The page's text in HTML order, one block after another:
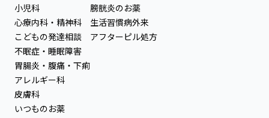
小児科
心療内科・精神科
こどもの発達相談
不眠症・睡眠障害
胃腸炎・腹痛・下痢
アレルギー科
皮膚科
いつものお薬
膀胱炎のお薬
生活習慣病外来
アフターピル処方